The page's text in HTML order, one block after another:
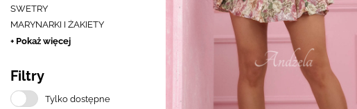
SWETRY
MARYNARKI I ŻAKIETY
+ Pokaż więcej
Filtry
Tylko dostępne